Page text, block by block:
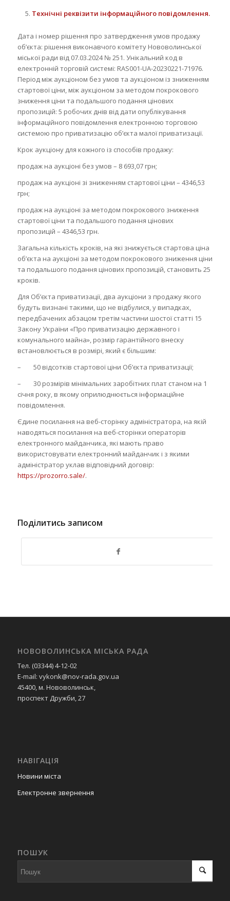
Технічні реквізити інформаційного повідомлення.
Дата і номер рішення про затвердження умов продажу
об’єкта: рішення виконавчого комітету Нововолинської
міської ради від 07.03.2024 № 251. Унікальний код в
електронній торговій системі: RAS001-UA-20230221-71976.
Період між аукціоном без умов та аукціоном із зниженням
стартової ціни, між аукціоном за методом покрокового
зниження ціни та подальшого подання цінових
пропозицій: 5 робочих днів від дати опублікування
інформаційного повідомлення електронною торговою
системою про приватизацію об’єкта малої приватизації.
Крок аукціону для кожного із способів продажу:
продаж на аукціоні без умов – 8 693,07 грн;
продаж на аукціоні зі зниженням стартової ціни – 4346,53
грн;
продаж на аукціоні за методом покрокового зниження
стартової ціни та подальшого подання цінових
пропозицій – 4346,53 грн.
Загальна кількість кроків, на які знижується стартова ціна
об’єкта на аукціоні за методом покрокового зниження ціни
та подальшого подання цінових пропозицій, становить 25
кроків.
Для Об’єкта приватизації, два аукціони з продажу якого
будуть визнані такими, що не відбулися, у випадках,
передбачених абзацом третім частини шостої статті 15
Закону України «Про приватизацію державного і
комунального майна», розмір гарантійного внеску
встановлюється в розмірі, який є більшим:
– 50 відсотків стартової ціни Об’єкта приватизації;
– 30 розмірів мінімальних заробітних плат станом на 1
січня року, в якому оприлюднюється інформаційне
повідомлення.
Єдине посилання на веб-сторінку адміністратора, на якій
наводяться посилання на веб-сторінки операторів
електронного майданчика, які мають право
використовувати електронний майданчик і з якими
адміністратор уклав відповідний договір:
https://prozorro.sale/.
Поділитись записом
НОВОВОЛИНСЬКА МІСЬКА РАДА
Тел. (03344) 4-12-02
E-mail: vykonk@nov-rada.gov.ua
45400, м. Нововолинськ,
проспект Дружби, 27
НАВІГАЦІЯ
Новини міста
Електронне звернення
ПОШУК